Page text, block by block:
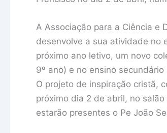
A Associação para a Ciência e
desenvolve a sua atividade no
próximo ano letivo, um novo
9º ano) e no ensino secundário
O projeto de inspiração cristã,
próximo dia 2 de abril, no
estarão presentes o Pe João